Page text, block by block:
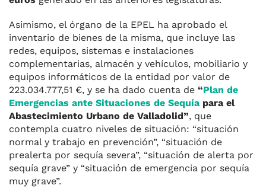
Asimismo, el órgano de la EPEL ha aprobado el
inventario de bienes de la misma, que incluye las
redes, equipos, sistemas e instalaciones
complementarias, almacén y vehículos, mobiliario y
equipos informáticos de la entidad por valor de
223.034.777,51 €, y se ha dado cuenta de “Plan de
Emergencias ante Situaciones de Sequía para el
Abastecimiento Urbano de Valladolid”, que
contempla cuatro niveles de situación: “situación
normal y trabajo en prevención”, “situación de
prealerta por sequía severa”, “situación de alerta por
sequía grave” y “situación de emergencia por sequía
muy grave”.